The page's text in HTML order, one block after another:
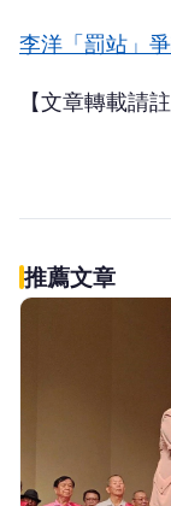
李洋「罰站」
【文章轉載請
推薦文章